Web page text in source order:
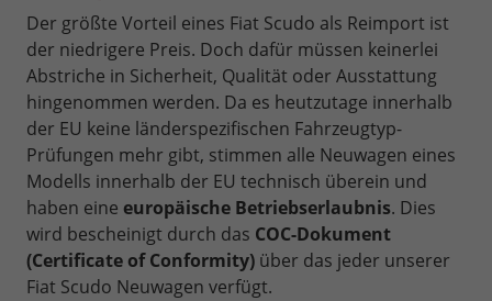
Der größte Vorteil eines Fiat Scudo als Reimport ist
der niedrigere Preis. Doch dafür müssen keinerlei
Abstriche in Sicherheit, Qualität oder Ausstattung
hingenommen werden. Da es heutzutage innerhalb
der EU keine länderspezifischen Fahrzeugtyp-
Prüfungen mehr gibt, stimmen alle Neuwagen eines
Modells innerhalb der EU technisch überein und
haben eine europäische Betriebserlaubnis. Dies
wird bescheinigt durch das COC-Dokument
(Certificate of Conformity) über das jeder unserer
Fiat Scudo Neuwagen verfügt.